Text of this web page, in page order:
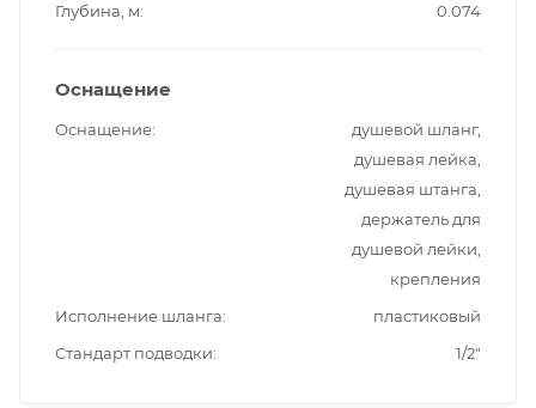
Глубина, м
0.074
Оснащение
Оснащение
душевой шланг,
душевая лейка,
душевая штанга,
держатель для
душевой лейки,
крепления
Исполнение шланга
пластиковый
Стандарт подводки
1/2"